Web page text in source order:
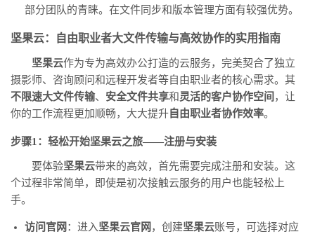
部分团队的青睐。在文件同步和版本管理方面有较强优势。
坚果云：自由职业者大文件传输与高效协作的实用指南
坚果云作为专为高效办公打造的云服务，完美契合了独立
摄影师、咨询顾问和远程开发者等自由职业者的核心需求。其
不限速大文件传输、 安全文件共享和灵活的客户协作空间 ，让
你的工作流程更加顺畅，大大提升 自由职业者协作效率。
步骤1：轻松开始坚果云之旅——注册与安装
要体验坚果云带来的高效，首先需要完成注册和安装。这
个过程非常简单，即使是初次接触云服务的用户也能轻松上
手。
访问官网 ：进入坚果云官网 ，创建坚果云账号，可选择对应